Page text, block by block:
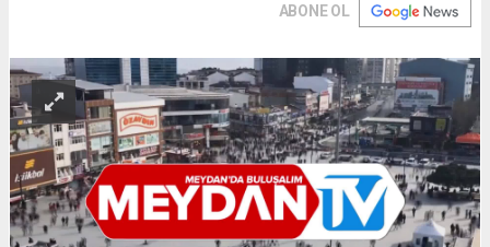
ABONE OL